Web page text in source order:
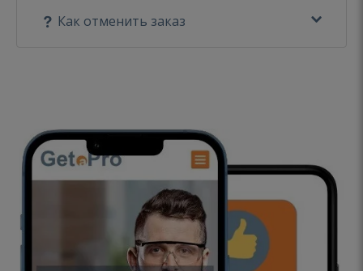
Как отменить заказ